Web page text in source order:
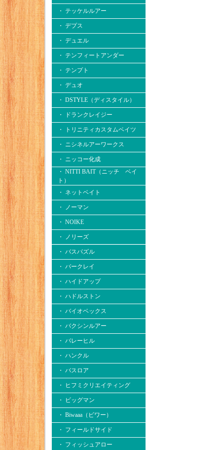
・ テッケルルアー
・ デプス
・ デュエル
・ テンフィートアンダー
・ テンプト
・ デュオ
・ DSTYLE（ディスタイル）
・ ドランクレイジー
・ トリニティカスタムベイツ
・ ニシネルアーワークス
・ ニッコー化成
・ NITTI BAIT（ニッチ ベイ
ト）
・ ネットベイト
・ ノーマン
・ NOIKE
・ ノリーズ
・ バスパズル
・ バークレイ
・ ハイドアップ
・ ハドルストン
・ バイオベックス
・ バクシンルアー
・ バレーヒル
・ ハンクル
・ バスロア
・ ヒフミクリエイティング
・ ビッグマン
・ Biwaaa（ビワー）
・ フィールドサイド
・ フィッシュアロー